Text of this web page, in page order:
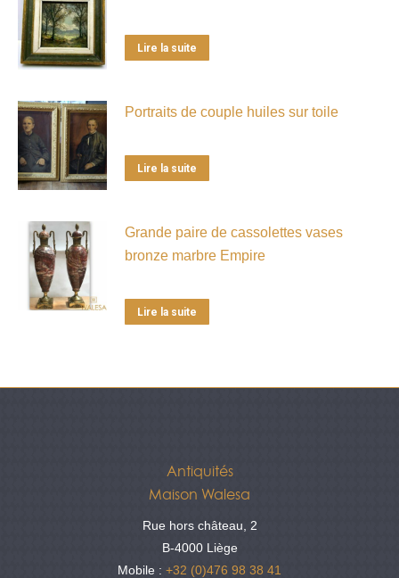
Lire la suite
Portraits de couple huiles sur toile
Lire la suite
Grande paire de cassolettes vases
bronze marbre Empire
Lire la suite
Antiquités
Maison Walesa
Rue hors château, 2
B-4000 Liège
Mobile : +32 (0)476 98 38 41